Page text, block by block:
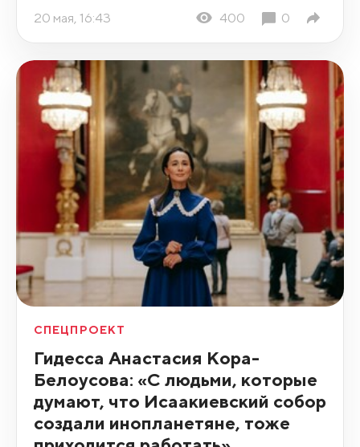
20 мая, 16:43 400 0
СПЕЦПРОЕКТ
Гидесса Анастасия Кора-
Белоусова: «С людьми, которые
думают, что Исаакиевский собор
создали инопланетяне, тоже